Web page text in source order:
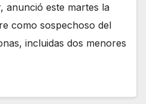
anunció este martes la
como sospechoso del
incluidas dos menores